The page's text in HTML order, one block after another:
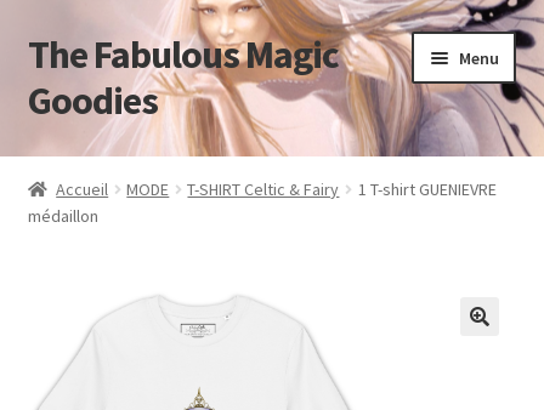
Aller
la
navigation
Aller
au
contenu
The Fabulous Magic
Goodies
Menu
Accueil
Mon compte
Validation de la commande
Accueil MODE T-SHIRT Celtic & Fairy
1 T-shirt GUENIEVRE
médaillon